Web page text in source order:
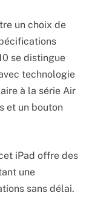
un choix de
se distingue
technologie
à la série Air
et un bouton
iPad offre des
une
sans délai.